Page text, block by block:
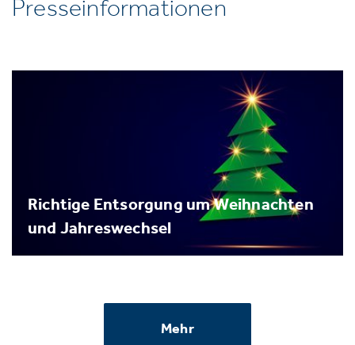
Presseinformationen
Richtige Entsorgung um Weihnachten
und Jahreswechsel
Mehr